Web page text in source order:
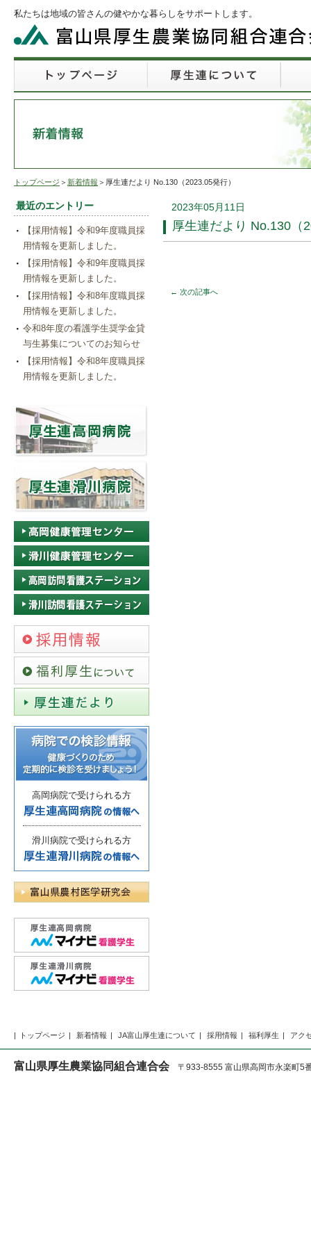
私たちは地域の皆さんの健やかな暮らしをサポートします。
トップページ ＞ 新着情報 ＞厚生連だより No.130（2023.05発行）
2023年05月11日
厚生連だより No.130（
← 次の記事へ
最近のエントリー
【採用情報】令和9年度職員採
用情報を更新しました。
【採用情報】令和9年度職員採
用情報を更新しました。
【採用情報】令和8年度職員採
用情報を更新しました。
令和8年度の看護学生奨学金貸
与生募集についてのお知らせ
【採用情報】令和8年度職員採
用情報を更新しました。
高岡病院で受けられる方
滑川病院で受けられる方
トップページ 新着情報 JA富山厚生連について 採用情報 福利厚生 アク
富山県厚生農業協同組合連合会 〒933-8555 富山県高岡市永楽町5